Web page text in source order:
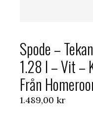
Spode –
1.28 l – Vit –
Från
1.489,00 kr